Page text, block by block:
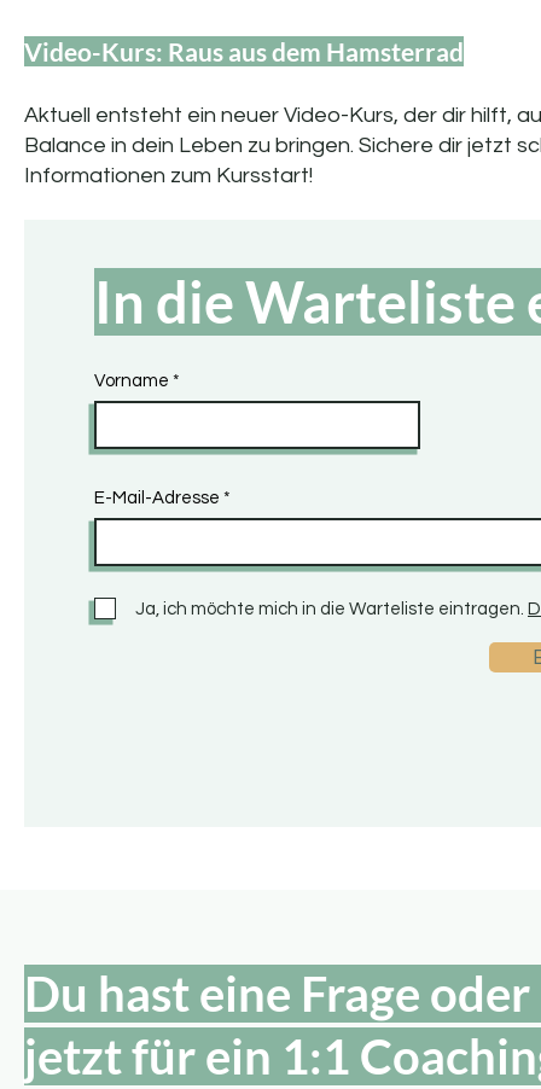
Video-Kurs: Raus aus dem Hamsterrad​
Aktuell entsteht ein neuer Video-Kurs, der dir hilft,
Balance in dein Leben zu bringen. Sichere dir jetzt
Informationen zum Kursstart!
In die Warteliste
Vorname
E-Mail-Adresse
Ja, ich möchte mich in die Warteliste eintragen.
​Du hast eine Frage
jetzt für ein 1:1